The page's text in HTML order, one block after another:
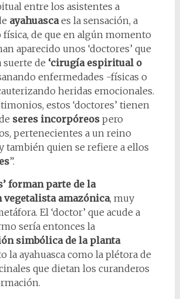
entre los asistentes a
ayahuascaes la sensación, a
física, de que en algún momento
aparecido unos ‘doctores’ que
suerte de ‘cirugía espiritual o
enfermedades -físicas o
heridas emocionales.
estos ‘doctores’ tienen
seres incorpóreos pero
pertenecientes a un reino
también quien se refiere a ellos
”.
forman parte de la
amazónica, muy
El ‘doctor’ que acude a
sería entonces la
simbólica de la planta
la ayahuasca como la plétora de
que dietan los curanderos